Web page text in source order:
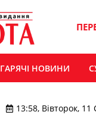
ГАРЯЧІ НОВИНИ
13:58, Вівторок, 11